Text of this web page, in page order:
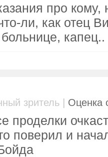
про кому,
ли, как отец
капец..
зритель | Оценка
проделки
поверил и